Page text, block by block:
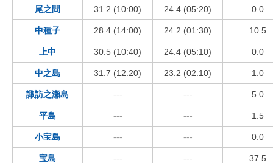
尾之間 31.2 (10:00) 24.4 (05:20) 0.0
中種子 28.4 (14:00) 24.2 (01:30) 10.5
上中 30.5 (10:40) 24.4 (05:10) 0.0
中之島 31.7 (12:20) 23.2 (02:10) 1.0
諏訪之瀬島 --- --- 5.0
平島 --- --- 1.5
小宝島 --- --- 0.0
宝島 --- --- 37.5